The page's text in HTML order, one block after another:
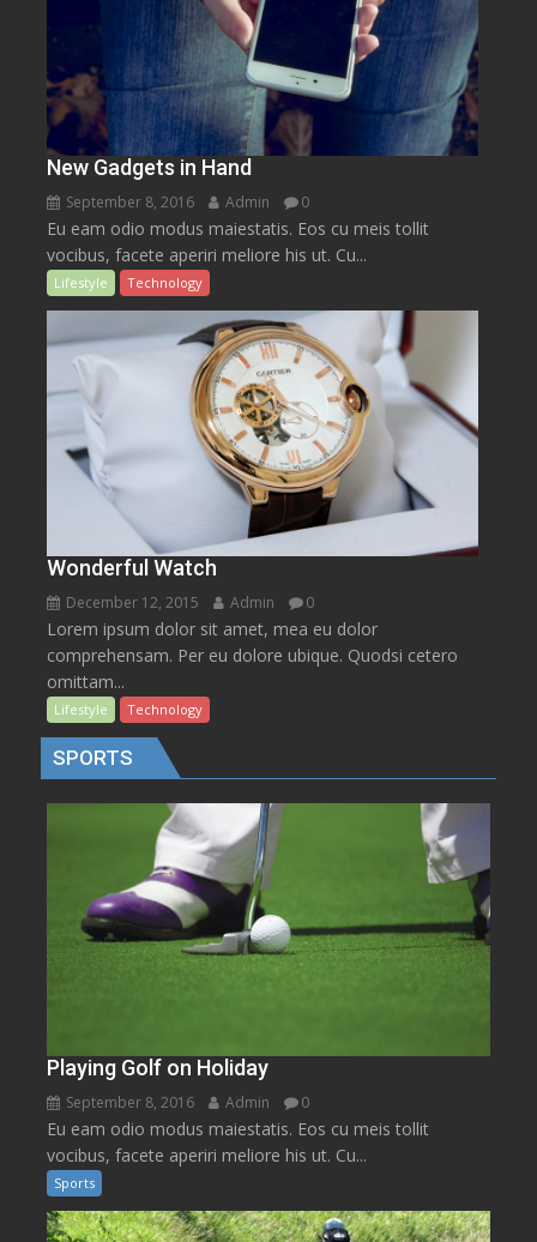
New Gadgets in Hand
September 8, 2016 Admin 0
Eu eam odio modus maiestatis. Eos cu meis tollit
vocibus, facete aperiri meliore his ut. Cu...
Lifestyle Technology
Wonderful Watch
December 12, 2015 Admin 0
Lorem ipsum dolor sit amet, mea eu dolor
comprehensam. Per eu dolore ubique. Quodsi cetero
omittam...
Lifestyle Technology
SPORTS
Playing Golf on Holiday
September 8, 2016 Admin 0
Eu eam odio modus maiestatis. Eos cu meis tollit
vocibus, facete aperiri meliore his ut. Cu...
Sports